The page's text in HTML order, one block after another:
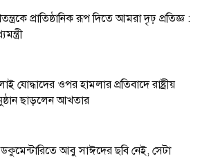
প্রাতিষ্ঠানিক রূপ দিতে আমরা দৃঢ় প্রতিজ্ঞ :
যোদ্ধাদের ওপর হামলার প্রতিবাদে রাষ্ট্রীয়
ছাড়লেন আখতার
আবু সাঈদের ছবি নেই, সেটা